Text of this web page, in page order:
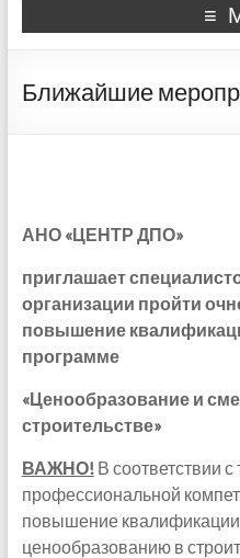
Ближайшие
АНО «ЦЕНТР ДПО»
приглашает
организации пройти
повышение
программе
«Ценообразование и
строительстве»
ВАЖНО!В соответствии
профессиональной
повышение
ценообразованию в